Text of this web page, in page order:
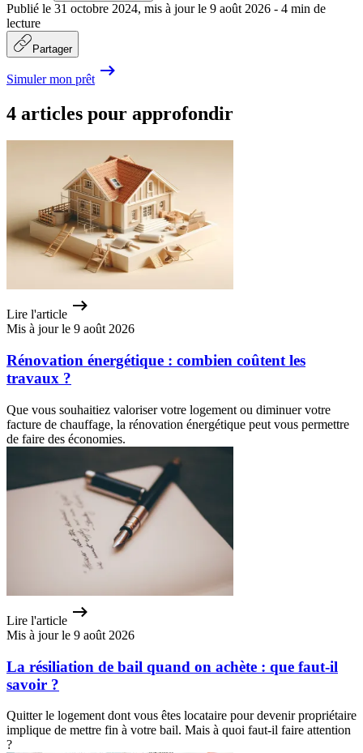
Publié le 31 octobre 2024, mis à jour le 9 août 2026 - 4 min de
lecture
Partager
Simuler mon prêt
4 articles pour approfondir
Lire l'article
Mis à jour le 9 août 2026
Rénovation énergétique : combien coûtent les
travaux ?
Que vous souhaitiez valoriser votre logement ou diminuer votre
facture de chauffage, la rénovation énergétique peut vous permettre
de faire des économies.
Lire l'article
Mis à jour le 9 août 2026
La résiliation de bail quand on achète : que faut-il
savoir ?
Quitter le logement dont vous êtes locataire pour devenir propriétaire
implique de mettre fin à votre bail. Mais à quoi faut-il faire attention
?